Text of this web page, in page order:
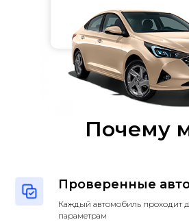
Почему
Проверенные
Каждый автомобиль проходит
параметрам